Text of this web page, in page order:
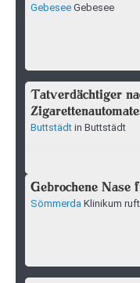
Gebesee Gebesee
Tatverdächtiger
Buttstädt in Buttstädt
Gebrochene Nase
Sömmerda Klinikum